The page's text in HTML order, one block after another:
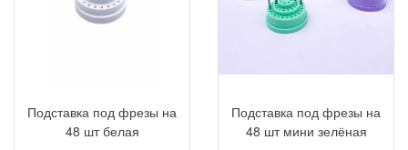
Подставка под фрезы на
48 шт белая
Подставка под фрезы на
48 шт мини зелёная